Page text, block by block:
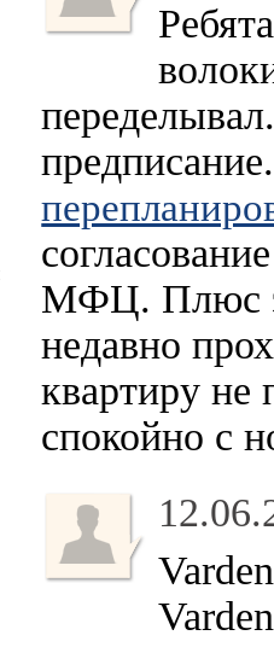
МФЦ. Плюс
недавно
квартиру не
спокойно с